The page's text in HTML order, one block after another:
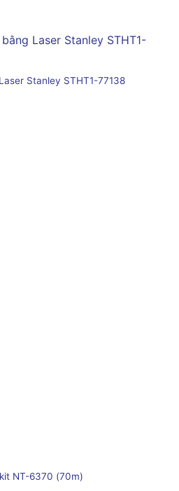
Stanley STHT1-77138
NT-6370 (70m)